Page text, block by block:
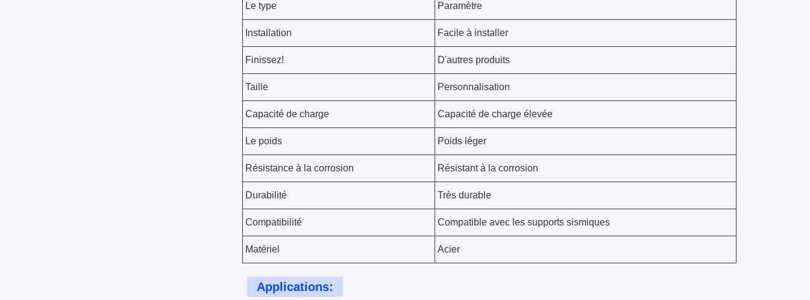
Le type Paramètre
Installation Facile à installer
Finissez! D'autres produits
Taille Personnalisation
Capacité de charge Capacité de charge élevée
Le poids Poids léger
Résistance à la corrosion Résistant à la corrosion
Durabilité Très durable
Compatibilité Compatible avec les supports sismiques
Matériel Acier
Applications: